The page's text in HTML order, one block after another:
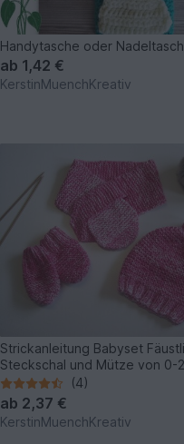
Handytasche oder
ab 1,42 €
KerstinMuenchKreativ
Strickanleitung Babyset
Steckschal und Mütze von 0-
1 Kauf = verschiedene Größen
(4)
ab 2,37 €
KerstinMuenchKreativ